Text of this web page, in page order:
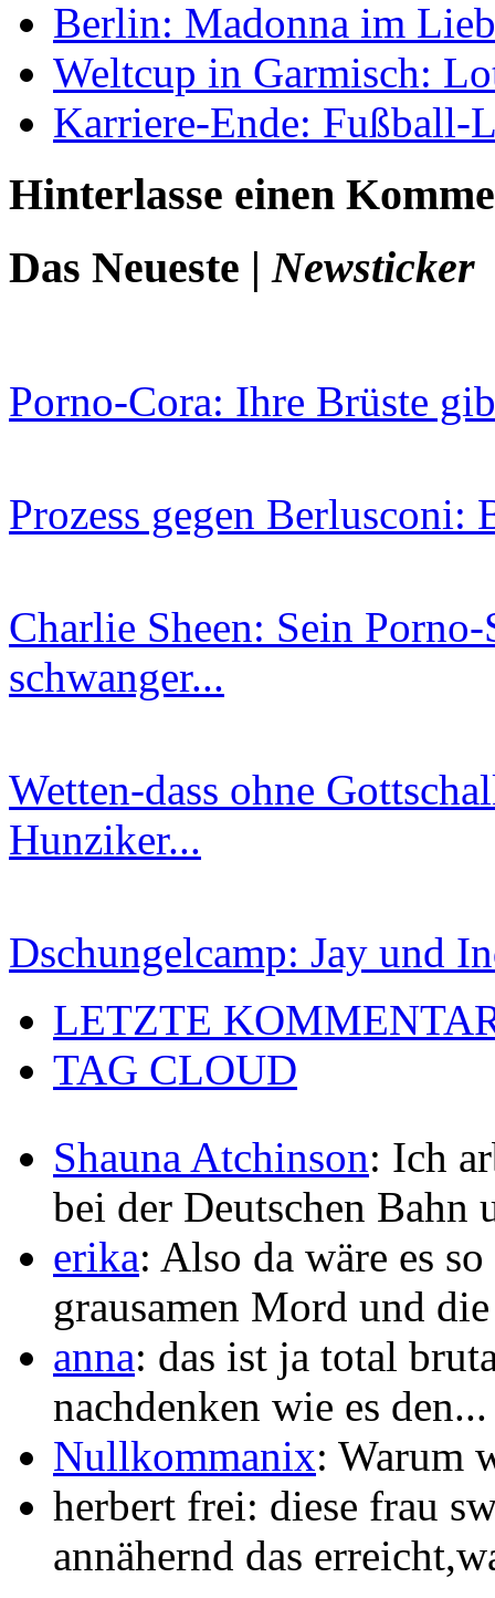
Berlin: Madonna im
Weltcup in Garmisch:
Karriere-Ende: Fußball-
Hinterlasse einen
Das Neueste | Newsticker
Porno-Cora: Ihre Brüste
Prozess gegen
Charlie Sheen: Sein
schwanger...
Wetten-dass ohne
Hunziker...
Dschungelcamp: Jay und
LETZTE
TAG CLOUD
Shauna Atchinson: Ich
bei der Deutschen Bahn
erika: Also da wäre es
grausamen Mord und
anna: das ist ja total
nachdenken wie es den...
Nullkommanix: Warum
herbert frei: diese frau
annähernd das